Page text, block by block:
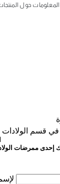
حول
في قسم الولادات
ممرضات